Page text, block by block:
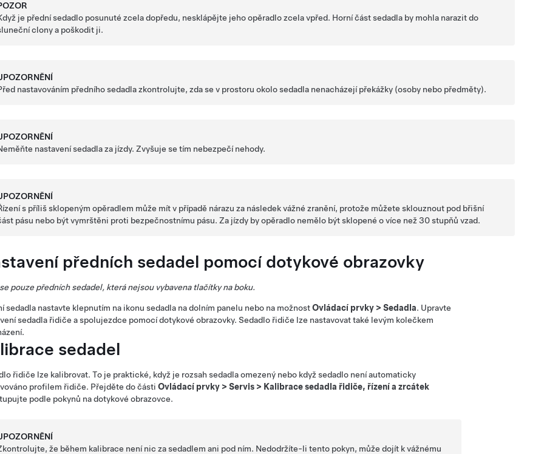
je přední sedadlo posunuté zcela dopředu, nesklápějte jeho opěradlo zcela vpřed. Horní část sedadla by mohla narazit do
clony a poškodit ji.
nastavováním předního sedadla zkontrolujte, zda se v prostoru okolo sedadla nenacházejí překážky (osoby nebo předměty).
nastavení sedadla za jízdy. Zvyšuje se tím nebezpečí nehody.
s příliš sklopeným opěradlem může mít v případě nárazu za následek vážné zranění, protože můžete sklouznout pod břišní
pásu nebo být vymrštěni proti bezpečnostnímu pásu. Za jízdy by opěradlo nemělo být sklopené o více než 30 stupňů vzad.
předních sedadel pomocí dotykové obrazovky
pouze předních sedadel, která nejsou vybavena tlačítky na boku.
sedadla nastavte klepnutím na ikonu sedadla na dolním panelu nebo na možnostOvládací prvky > Sedadla. Upravte
sedadla řidiče a spolujezdce pomocí dotykové obrazovky. Sedadlo řidiče lze nastavovat také levým kolečkem
sedadel
řidiče lze kalibrovat. To je praktické, když je rozsah sedadla omezený nebo když sedadlo není automaticky
profilem řidiče. Přejděte do části Ovládací prvky > Servis > Kalibrace sedadla řidiče, řízení a zrcátek
podle pokynů na dotykové obrazovce.
že během kalibrace není nic za sedadlem ani pod ním. Nedodržíte-li tento pokyn, může dojít k vážnému